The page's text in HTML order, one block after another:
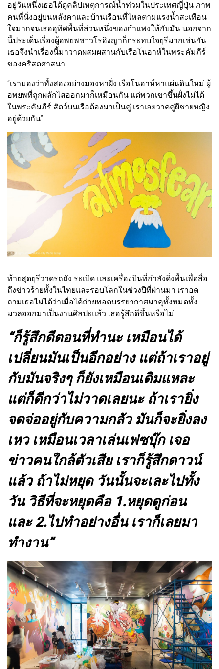
อยู่วันหนึ่งเธอได้ดูคลิปเหตุการณ์น้ำท่วมในประเทศญี่ปุ่น ภาพ
คนที่นั่งอยู่บนหลังคาและบ้านเรือนที่ไหลตามแรงน้ำสะเทือน
ใจมากจนเธออุทิศพื้นที่ส่วนหนึ่งของกำแพงให้กับมัน นอกจาก
นี้ประเด็นเรื่องผู้อพยพชาวโรฮิงญาก็กระทบใจยุรีมากเช่นกัน
เธอจึงนำเรื่องนี้มาวาดผสมผสานกับเรือโนอาห์ในพระคัมภีร์
ของคริสตศาสนา
“เรามองว่าทั้งสองอย่างมองหาฝั่ง เรือโนอาห์หาแผ่นดินใหม่ ผู้
อพยพที่ถูกผลักไสออกมาก็เหมือนกัน แต่พวกเขาขึ้นฝั่งไม่ได้
ในพระคัมภีร์ สัตว์บนเรือต้องมาเป็นคู่ เราเลยวาดคู่ผีชายหญิง
อยู่ด้วยกัน”
ท้ายสุดยุรีวาดรถถัง ระเบิด และเครื่องบินที่กำลังดิ่งพื้นเพื่อสื่อ
ถึงข่าวร้ายทั้งในไทยและรอบโลกในช่วงปีที่ผ่านมา เราอด
ถามเธอไม่ได้ว่าเมื่อได้ถ่ายทอดบรรยากาศมาคุทั้งหมดทั้ง
มวลออกมาเป็นงานศิลปะแล้ว เธอรู้สึกดีขึ้นหรือไม่
“ก็รู้สึกดีตอนที่ทำนะ เหมือนได้
เปลี่ยนมันเป็นอีกอย่าง แต่ถ้าเราอยู่
กับมันจริงๆ ก็ยังเหมือนเดิมแหละ
แต่ก็ดีกว่าไม่วาดเลยนะ ถ้าเรายิ่ง
จดจ่ออยู่กับความกลัว มันก็จะยิ่งลง
เหว เหมือนเวลาเล่นเฟซบุ๊ก เจอ
ข่าวคนใกล้ตัวเสีย เราก็รู้สึกดาวน์
แล้ว ถ้าไม่หยุด วันนั้นจะเละไปทั้ง
วัน วิธีที่จะหยุดคือ 1.หยุดดูก่อน
และ 2.ไปทำอย่างอื่น เราก็เลยมา
ทำงาน”